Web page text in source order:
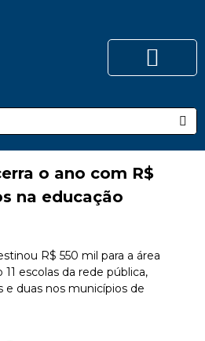
o ano com R$
na educação
R$ 550 mil para a área
escolas da rede pública,
duas nos municípios de